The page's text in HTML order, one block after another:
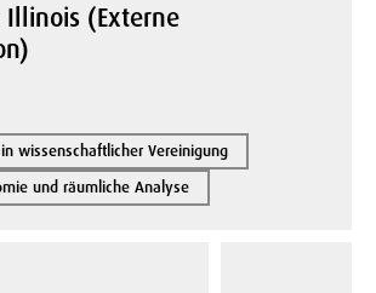
(Externe
wissenschaftlicher Vereinigung
und räumliche Analyse